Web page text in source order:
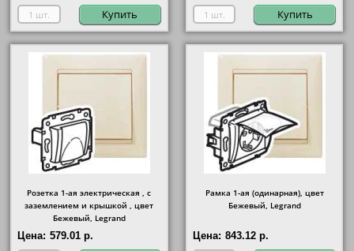
Купить Купить
Розетка 1-ая электрическая , с
заземлением и крышкой , цвет
Бежевый, Legrand
Цена: 579.01 р.
Рамка 1-ая (одинарная), цвет
Бежевый, Legrand
Цена: 843.12 р.